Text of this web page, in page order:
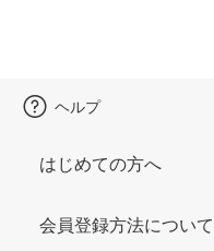
ヘルプ
はじめての方へ
会員登録方法について